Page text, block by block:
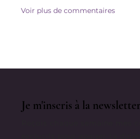
Voir plus de commentaires
Je m'inscris à la